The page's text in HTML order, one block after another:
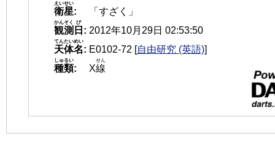
衛星
えいせい
:
「すざく」
観測
かんそく
日
び
: 2012年10月29日 02:53:50
天体名
てんたいめい
: E0102-72 [自由研究 (英語)]
種類
しゅるい
: X線
せん